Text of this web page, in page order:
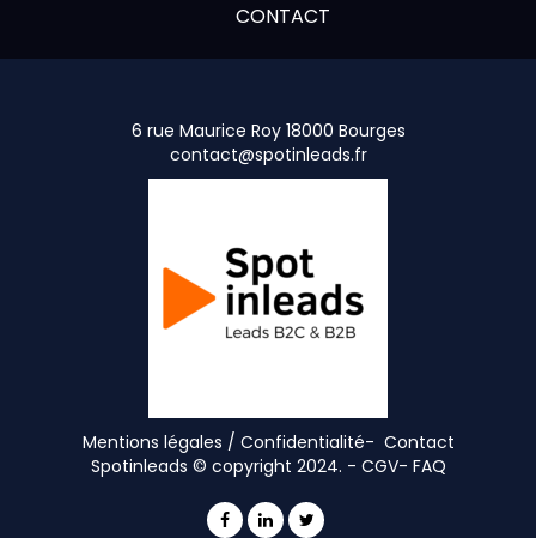
CONTACT
6 rue Maurice Roy 18000 Bourges
contact@spotinleads.fr
Mentions légales / Confidentialité- Contact
Spotinleads © copyright 2024. - CGV- FAQ